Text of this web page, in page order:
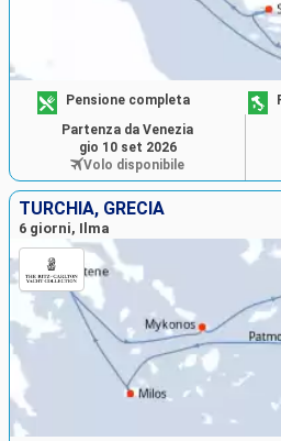
Pensione completa
Partenza da Venezia
gio 10 set 2026
Volo disponibile
TURCHIA, GRECIA
6 giorni, Ilma